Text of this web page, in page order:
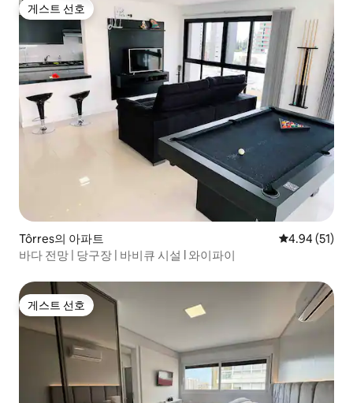
게스트 선호
게스트 선호
Tôrres의 아파트 평점 4.94점
4.94 (51)
바다 전망 | 당구장 | 바비큐 시설 l 와이파이
게스트 선호
게스트 선호